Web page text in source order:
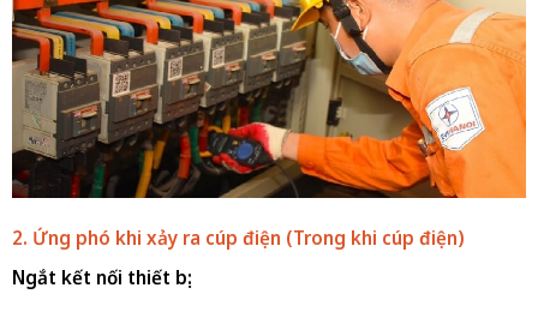
2. Ứng phó khi xảy ra cúp điện (Trong khi cúp điện)
Ngắt kết nối thiết bị: